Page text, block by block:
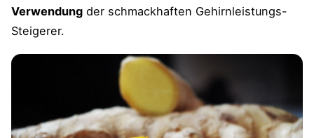
Verwendung der schmackhaften Gehirnleistungs-
Steigerer.